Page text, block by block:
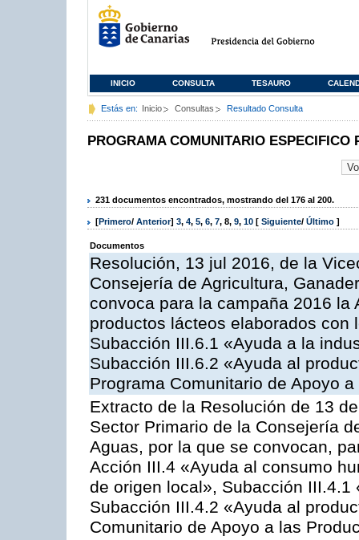
INICIO CONSULTA TESAURO
Estás en: Inicio Consultas Resultado Consulta
PROGRAMA COMUNITARIO ESPECIFICO
231 documentos encontrados, mostrando del 176 al 200.
[Primero/ Anterior] 3, 4, 5, 6, 7, 8, 9, 10 [ Siguiente/ Último ]
Documentos
Resolución, 13 jul 2016, de la
Consejería de Agricultura,
convoca para la campaña 2016
productos lácteos elaborados
Subacción III.6.1 «Ayuda a la
Subacción III.6.2 «Ayuda al
Programa Comunitario de Apoyo
Extracto de la Resolución de 13
Sector Primario de la Consejería
Aguas, por la que se convocan,
Acción III.4 «Ayuda al consumo
de origen local», Subacción
Subacción III.4.2 «Ayuda al
Comunitario de Apoyo a las